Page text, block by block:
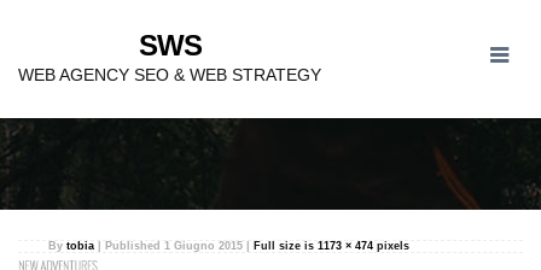
SWS
WEB AGENCY SEO & WEB STRATEGY
SLIDER2
By tobia Published 1 Giugno 2015 Full size is 1173 × 474 pixels